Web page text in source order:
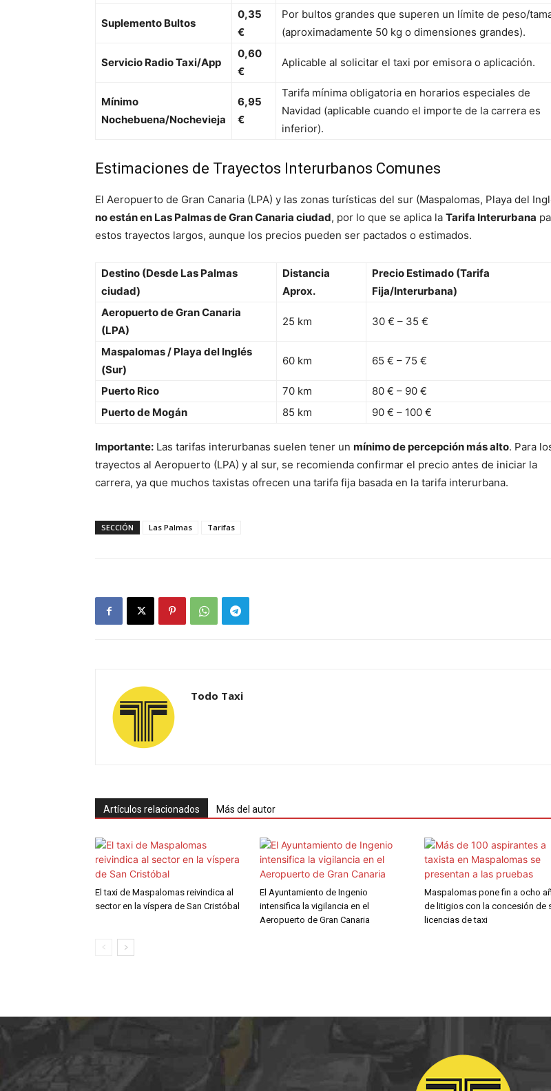
Suplemento Bultos
0,35
€
Por bultos grandes que superen un límite de peso/
(aproximadamente 50 kg o dimensiones grandes).
Servicio Radio Taxi/App
0,60
€
Aplicable al solicitar el taxi por emisora o aplicación.
Mínimo
Nochebuena/Nochevieja
6,95
€
Tarifa mínima obligatoria en horarios especiales de
Navidad (aplicable cuando el importe de la carrera es
inferior).
Estimaciones de Trayectos Interurbanos Comunes
El Aeropuerto de Gran Canaria (LPA) y las zonas turísticas del sur (Maspalomas, Playa del
no están en Las Palmas de Gran Canaria ciudad, por lo que se aplica la Tarifa Interurbana
estos trayectos largos, aunque los precios pueden ser pactados o estimados.
Destino (Desde Las Palmas
ciudad)
Distancia
Aprox.
Precio Estimado (Tarifa
Fija/Interurbana)
Aeropuerto de Gran Canaria
(LPA)
25 km 30 € – 35 €
Maspalomas / Playa del Inglés
(Sur)
60 km 65 € – 75 €
Puerto Rico 70 km
80 € – 90 €
Puerto de Mogán
85 km 90 € – 100 €
Importante: Las tarifas interurbanas suelen tener un mínimo de percepción más alto. Para
trayectos al Aeropuerto (LPA) y al sur, se recomienda confirmar el precio antes de iniciar la
carrera, ya que muchos taxistas ofrecen una tarifa fija basada en la tarifa interurbana.
SECCIÓN Las Palmas Tarifas
Todo Taxi
Artículos relacionados Más del autor
El taxi de Maspalomas reivindica al
sector en la víspera de San Cristóbal
El Ayuntamiento de Ingenio
intensifica la vigilancia en el
Aeropuerto de Gran Canaria
Maspalomas pone fin a ocho
de litigios con la concesión de
licencias de taxi